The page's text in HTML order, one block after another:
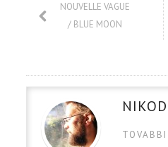
NOUVELLE VAGUE
/ BLUE MOON